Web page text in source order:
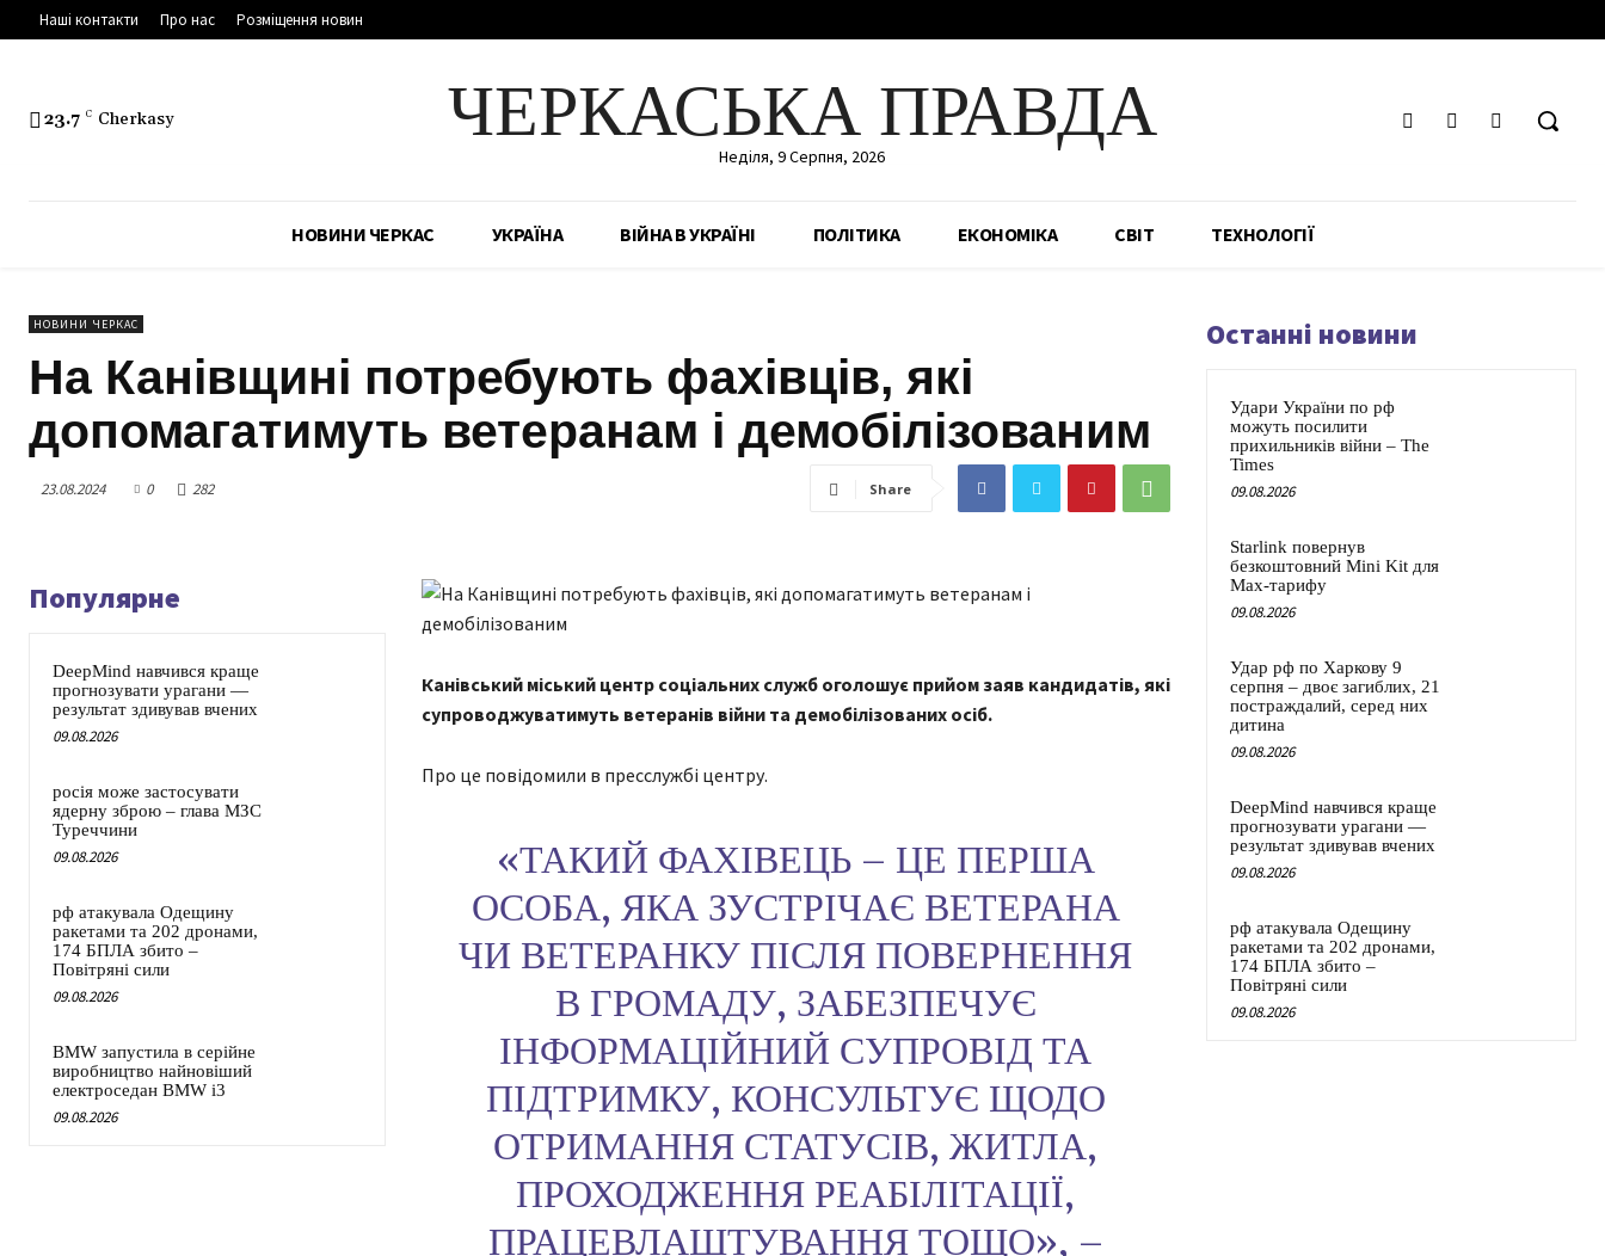
Наші контакти Про нас Розміщення новин
23.7 C Cherkasy ЧЕРКАСЬКА ПРАВДА
Неділя, 9 Серпня, 2026
НОВИНИ ЧЕРКАС УКРАЇНА ВІЙНА В УКРАЇНІ ПОЛІТИКА ЕКОНОМІКА СВІТ ТЕХНОЛОГІЇ
НОВИНИ ЧЕРКАС
На Канівщині потребують фахівців, які
допомагатимуть ветеранам і демобілізованим
23.08.2024 0 282 Share
Популярне
DeepMind навчився краще
прогнозувати урагани —
результат здивував вчених
09.08.2026
росія може застосувати
ядерну зброю – глава МЗС
Туреччини
09.08.2026
рф атакувала Одещину
ракетами та 202 дронами,
174 БПЛА збито –
Повітряні сили
09.08.2026
BMW запустила в серійне
виробництво найновіший
електроседан BMW i3
09.08.2026
Канівський міський центр соціальних служб оголошує прийом заяв кандидатів, які
супроводжуватимуть ветеранів війни та демобілізованих осіб.
Про це повідомили в пресслужбі центру.
«ТАКИЙ ФАХІВЕЦЬ – ЦЕ ПЕРША
ОСОБА, ЯКА ЗУСТРІЧАЄ ВЕТЕРАНА
ЧИ ВЕТЕРАНКУ ПІСЛЯ ПОВЕРНЕННЯ
В ГРОМАДУ, ЗАБЕЗПЕЧУЄ
ІНФОРМАЦІЙНИЙ СУПРОВІД ТА
ПІДТРИМКУ, КОНСУЛЬТУЄ ЩОДО
ОТРИМАННЯ СТАТУСІВ, ЖИТЛА,
ПРОХОДЖЕННЯ РЕАБІЛІТАЦІЇ,
ПРАЦЕВЛАШТУВАННЯ ТОЩО», –
Останні новини
Удари України по рф
можуть посилити
прихильників війни – The
Times
09.08.2026
Starlink повернув
безкоштовний Mini Kit для
Max-тарифу
09.08.2026
Удар рф по Харкову 9
серпня – двоє загиблих, 21
постраждалий, серед них
дитина
09.08.2026
DeepMind навчився краще
прогнозувати урагани —
результат здивував вчених
09.08.2026
рф атакувала Одещину
ракетами та 202 дронами,
174 БПЛА збито –
Повітряні сили
09.08.2026